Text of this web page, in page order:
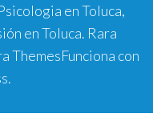
en Toluca,
en Toluca. Rara
ThemesFunciona con
.